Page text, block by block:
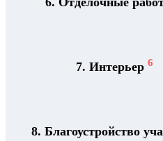
7. Интерьер 6
8. Благоустройство